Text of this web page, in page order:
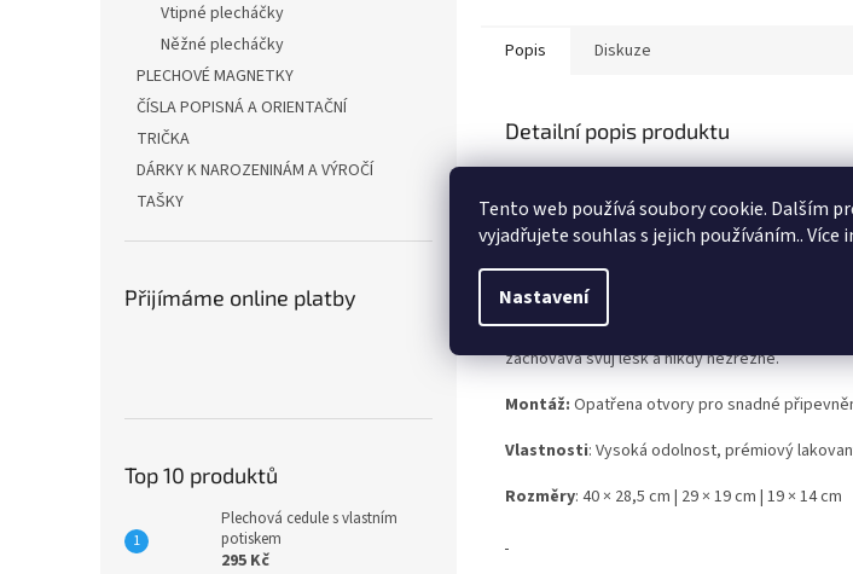
Tento web používá soubory cookie. Dalším
vyjadřujete souhlas s jejich používáním.. Více
Nastavení
Vtipné plecháčky
Něžné plecháčky
PLECHOVÉ MAGNETKY
ČÍSLA POPISNÁ A ORIENTAČNÍ
TRIČKA
DÁRKY K NAROZENINÁM A VÝROČÍ
TAŠKY
Přijímáme online platby
Top 10 produktů
Plechová cedule s vlastním
potiskem
295 Kč
Popis Diskuze
Detailní popis produktu
Ať už hledáte stylovou dekoraci do
varianty (mimo hliníkového plechu)
OCELOVÝ PLECH – Klasická, maximálně
Pro ty, kteří vyžadují nekompromisní pevnost
zachovává svůj lesk a nikdy nezrezne.
Montáž: Opatřena otvory pro snadné
Vlastnosti: Vysoká odolnost, prémiový
Rozměry: 40 × 28,5 cm | 29 × 19 cm | 19 × 14 cm